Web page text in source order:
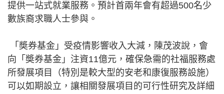
提供一站式就業服務。預計首兩年會有超過500名少
數族裔求職人士參與。
「奬券基金」受疫情影響收入大減，陳茂波說，會
向「奬券基金」注資11億元，確保急需的社福服務處
所發展項目（特別是較大型的安老和康復服務設施）
可以如期設立，讓相關發展項目的可行性研究及詳細